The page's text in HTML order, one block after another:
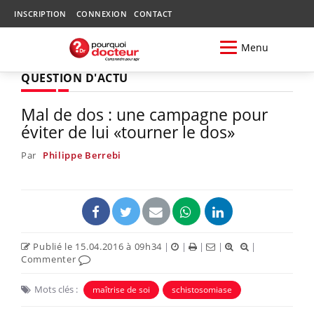
INSCRIPTION CONNEXION CONTACT
Menu
QUESTION D'ACTU
Mal de dos : une campagne pour
éviter de lui «tourner le dos»
Par Philippe Berrebi
Publié le 15.04.2016 à 09h34 | | | |
|
Commenter
Mots clés : maîtrise de soi schistosomiase